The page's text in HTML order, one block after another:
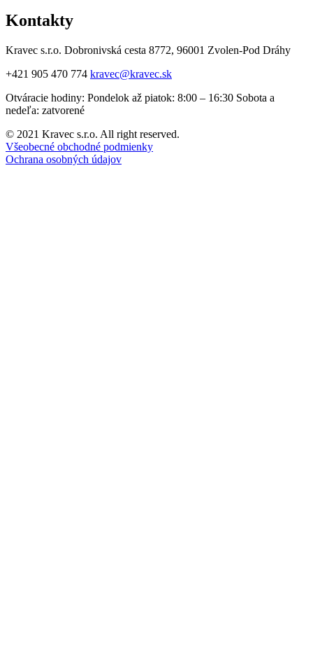
Kontakty
Kravec s.r.o. Dobronivská cesta 8772, 96001 Zvolen-Pod Dráhy
+421 905 470 774 kravec@kravec.sk
Otváracie hodiny: Pondelok až piatok: 8:00 – 16:30 Sobota a
nedeľa: zatvorené
© 2021 Kravec s.r.o. All right reserved.
Všeobecné obchodné podmienky
Ochrana osobných údajov